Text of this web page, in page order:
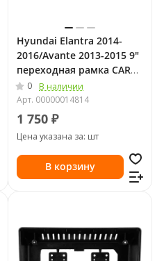
Hyundai Elantra 2014-
2016/Avante 2013-2015 9"
переходная рамка CARAV
22-274
0
В наличии
Арт. 00000014814
1 750 ₽
Цена указана за: шт
В корзину